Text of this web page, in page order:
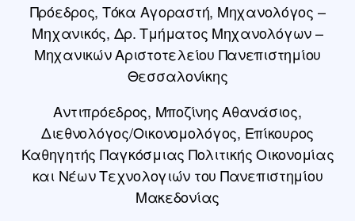
Πρόεδρος, Τόκα Αγοραστή, Μηχανολόγος –
Μηχανικός, Δρ. Τμήματος Μηχανολόγων –
Μηχανικών Αριστοτελείου Πανεπιστημίου
Θεσσαλονίκης
Αντιπρόεδρος, Μποζίνης Αθανάσιος,
Διεθνολόγος/Οικονομολόγος, Επίκουρος
Καθηγητής Παγκόσμιας Πολιτικής Οικονομίας
και Νέων Τεχνολογιών του Πανεπιστημίου
Μακεδονίας